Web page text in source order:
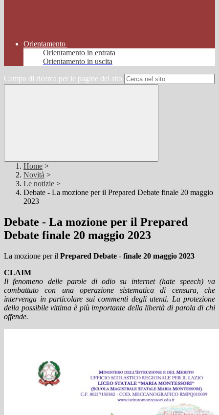
Orientamento
Orientamento in entrata
Orientamento in uscita
Campo di ricerca per le pagine del sito
Home >
Novità >
Le notizie >
Debate - La mozione per il Prepared Debate finale 20 maggio
2023
Debate - La mozione per il Prepared
Debate finale 20 maggio 2023
La mozione per il Prepared Debate - finale 20 maggio 2023
CLAIM
Il fenomeno delle parole di odio su internet (hate speech) va
combattuto con una operazione sistematica di censura, che
intervenga in particolare sui commenti degli utenti. La protezione
della possibile vittima è più importante della libertà di parola di chi
offende.